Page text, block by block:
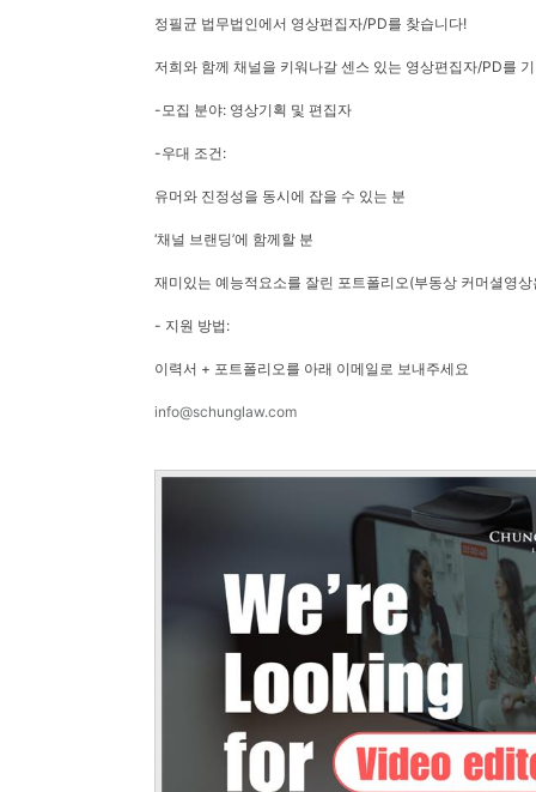
정필균 법무법인에서 영상편집자/PD를 찾습니다!
저희와 함께 채널을 키워나갈 센스 있는 영상편집자/PD를
-모집 분야: 영상기획 및 편집자
-우대 조건:
유머와 진정성을 동시에 잡을 수 있는 분
‘채널 브랜딩’에 함께할 분
재미있는 예능적요소를 잘린 포트폴리오(부동상 커머셜영
- 지원 방법:
이력서 + 포트폴리오를 아래 이메일로 보내주세요
info@schunglaw.com